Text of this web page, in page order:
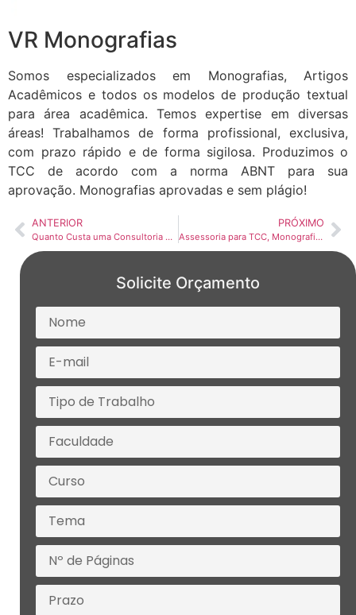
VR Monografias
Somos especializados em Monografias, Artigos
Acadêmicos e todos os modelos de produção textual
para área acadêmica. Temos expertise em diversas
áreas! Trabalhamos de forma profissional, exclusiva,
com prazo rápido e de forma sigilosa. Produzimos o
TCC de acordo com a norma ABNT para sua
aprovação. Monografias aprovadas e sem plágio!
ANTERIOR
Quanto Custa uma Consultoria de TCC?
PRÓXIMO
Assessoria para TCC, Monografia e Artigos Científicos | VR Monografias
Solicite Orçamento